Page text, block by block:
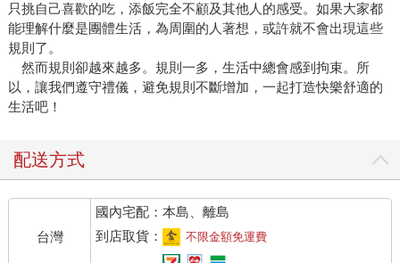
只挑自己喜歡的吃，添飯完全不顧及其他人的感受。如果大家都
能理解什麼是團體生活，為周圍的人著想，或許就不會出現這些
規則了。
然而規則卻越來越多。規則一多，生活中總會感到拘束。所
以，讓我們遵守禮儀，避免規則不斷增加，一起打造快樂舒適的
生活吧！
配送方式
台灣
國內宅配：本島、離島
到店取貨：
不限金額免運費